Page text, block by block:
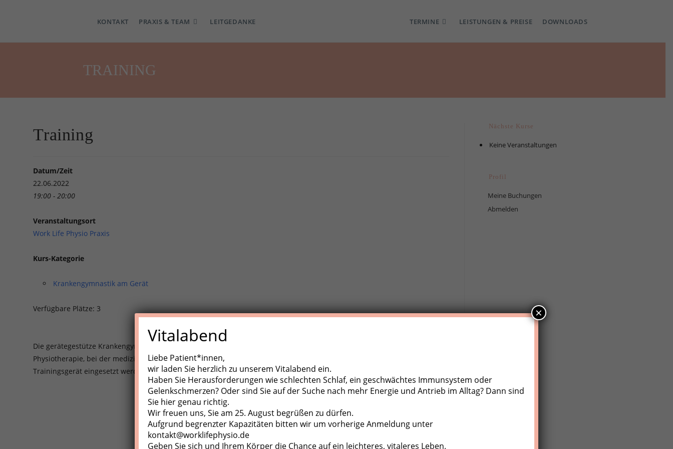
KONTAKT PRAXIS & TEAM LEITGEDANKE TERMINE LEISTUNGEN & PREISE DOWNLOADS
TRAINING
Training
Datum/Zeit
22.06.2022
19:00 - 20:00
Veranstaltungsort
Work Life Physio Praxis
Kurs-Kategorie
Krankengymnastik am Gerät
Verfügbare Plätze: 3
Die gerätegestütze Krankengynmnastik (KGG)/Medizinische Trainigstherapie (MTT) ist eine aktive Behandlungsform der
Physiotherapie, bei der medizinische Trainingsgeräte, Zugapparate, diverse Kleingeräte und der eigene Körper als
Trainingsgerät eingesetzt werden.
Nächste Kurse
Keine Veranstaltungen
Profil
Meine Buchungen
Abmelden
Vitalabend
Liebe Patient*innen,
wir laden Sie herzlich zu unserem Vitalabend ein.
Haben Sie Herausforderungen wie schlechten Schlaf, ein geschwächtes Immunsystem oder
Gelenkschmerzen? Oder sind Sie auf der Suche nach mehr Energie und Antrieb im Alltag? Dann sind
Sie hier genau richtig.
Wir freuen uns, Sie am 25. August begrüßen zu dürfen.
Aufgrund begrenzter Kapazitäten bitten wir um vorherige Anmeldung unter
kontakt@worklifephysio.de
Geben Sie sich und Ihrem Körper die Chance auf ein leichteres, vitaleres Leben.
×